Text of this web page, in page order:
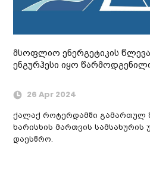
მსოფლიო ენერგეტიკის
ენგურჰესი იყო
26 Apr 2024
ქალაქ როტერდამში გამართულ
ხარისხის მართვის
დაესწრო.